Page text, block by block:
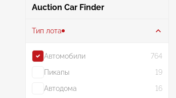
Auction Car Finder
Тип лота
Автомобили
764
Пикапы
19
Автодома
16